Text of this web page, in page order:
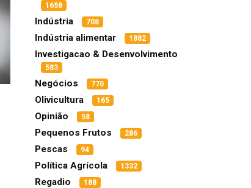
1658
Indústria 708
Indústria alimentar 1882
Investigacao & Desenvolvimento
583
Negócios 770
Olivicultura 165
Opinião 58
Pequenos Frutos 286
Pescas 94
Política Agrícola 1332
Regadio 188